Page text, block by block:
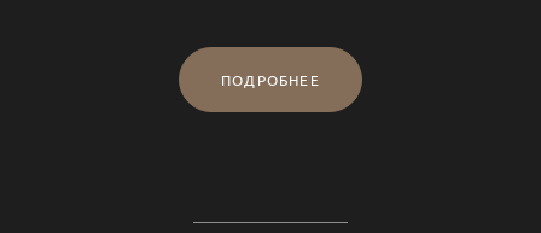
ПОДРОБНЕЕ